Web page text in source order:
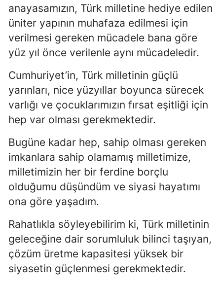
anayasamızın, Türk milletine hediye edilen
üniter yapının muhafaza edilmesi için
verilmesi gereken mücadele bana göre
yüz yıl önce verilenle aynı mücadeledir.
Cumhuriyet’in, Türk milletinin güçlü
yarınları, nice yüzyıllar boyunca sürecek
varlığı ve çocuklarımızın fırsat eşitliği için
hep var olması gerekmektedir.
Bugüne kadar hep, sahip olması gereken
imkanlara sahip olamamış milletimize,
milletimizin her bir ferdine borçlu
olduğumu düşündüm ve siyasi hayatımı
ona göre yaşadım.
Rahatlıkla söyleyebilirim ki, Türk milletinin
geleceğine dair sorumluluk bilinci taşıyan,
çözüm üretme kapasitesi yüksek bir
siyasetin güçlenmesi gerekmektedir.